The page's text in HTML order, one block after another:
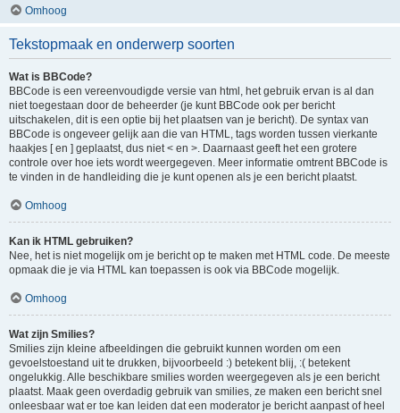
Omhoog
Tekstopmaak en onderwerp soorten
Wat is BBCode?
BBCode is een vereenvoudigde versie van html, het gebruik ervan is al dan
niet toegestaan door de beheerder (je kunt BBCode ook per bericht
uitschakelen, dit is een optie bij het plaatsen van je bericht). De syntax van
BBCode is ongeveer gelijk aan die van HTML, tags worden tussen vierkante
haakjes [ en ] geplaatst, dus niet < en >. Daarnaast geeft het een grotere
controle over hoe iets wordt weergegeven. Meer informatie omtrent BBCode is
te vinden in de handleiding die je kunt openen als je een bericht plaatst.
Omhoog
Kan ik HTML gebruiken?
Nee, het is niet mogelijk om je bericht op te maken met HTML code. De meeste
opmaak die je via HTML kan toepassen is ook via BBCode mogelijk.
Omhoog
Wat zijn Smilies?
Smilies zijn kleine afbeeldingen die gebruikt kunnen worden om een
gevoelstoestand uit te drukken, bijvoorbeeld :) betekent blij, :( betekent
ongelukkig. Alle beschikbare smilies worden weergegeven als je een bericht
plaatst. Maak geen overdadig gebruik van smilies, ze maken een bericht snel
onleesbaar wat er toe kan leiden dat een moderator je bericht aanpast of heel